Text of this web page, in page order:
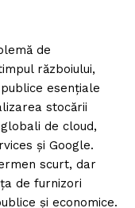
de
războiului,
esențiale
stocării
de cloud,
și Google.
scurt, dar
de furnizori
și economice.